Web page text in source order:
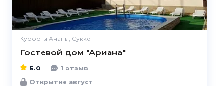
Курорты Анапы, Сукко
Гостевой дом "Ариана"
5.0
1 отзыв
Открытие август